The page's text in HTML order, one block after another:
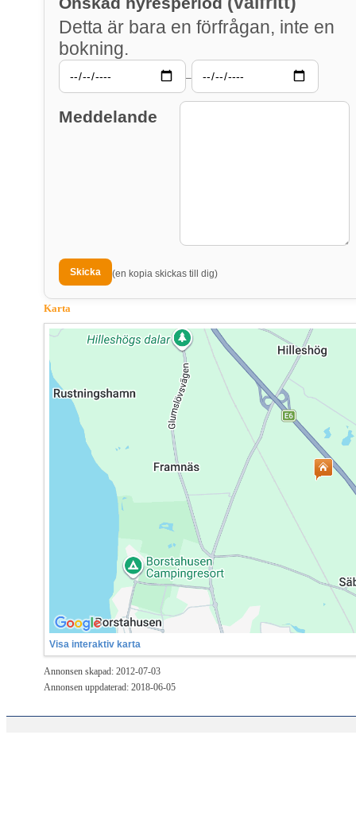
Detta är bara en förfrågan, inte en
bokning.
–
Meddelande
(en kopia skickas till dig)
Karta
Visa interaktiv karta
Annonsen skapad: 2012-07-03
Annonsen uppdaterad: 2018-06-05